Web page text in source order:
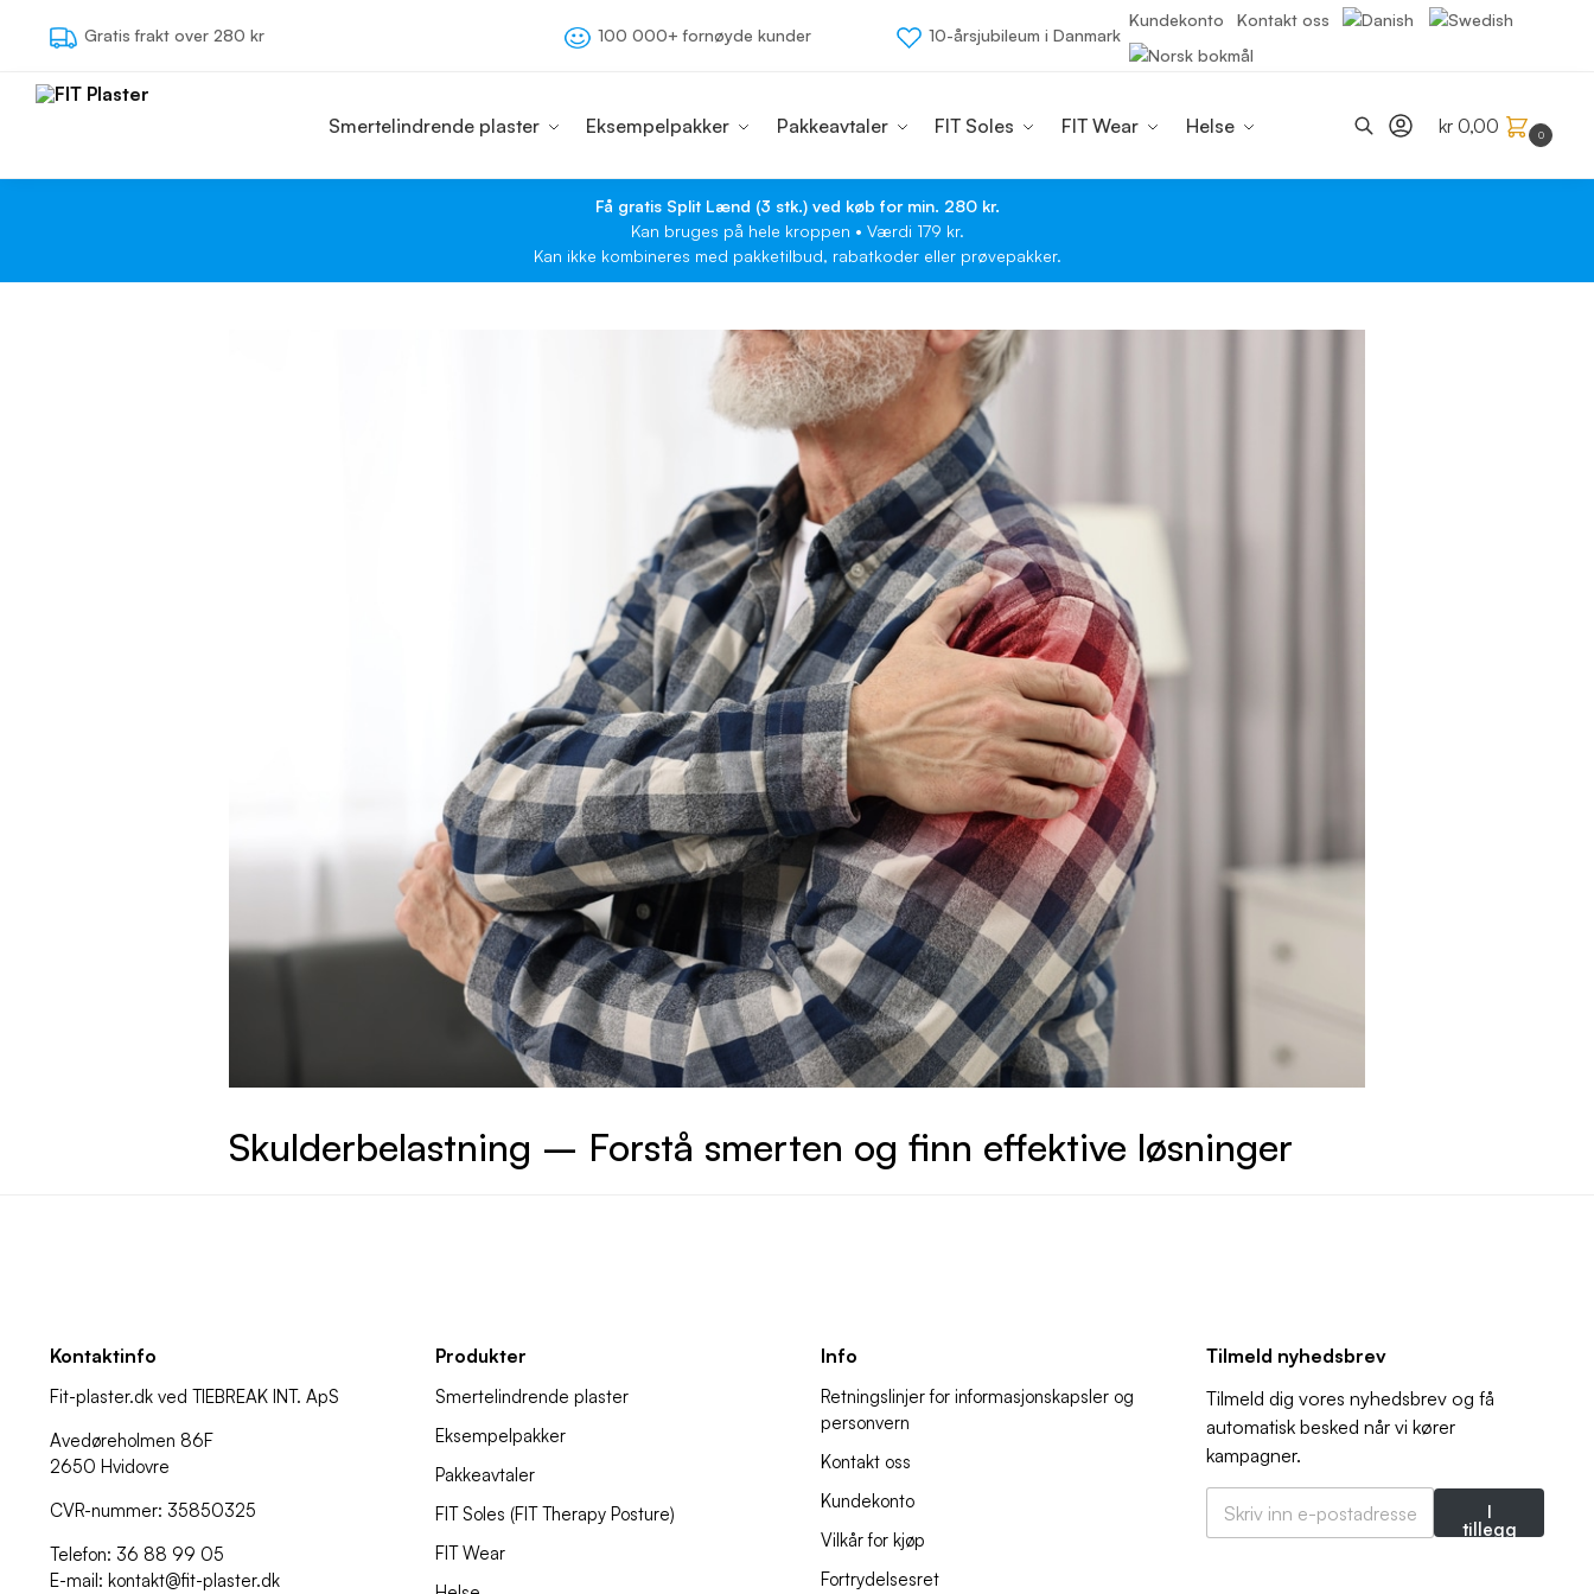
Gratis frakt over 280 kr 100 000+ fornøyde kunder 10-årsjubileum i Danmark
Kundekonto Kontakt oss
Smertelindrende plaster Eksempelpakker Pakkeavtaler FIT Soles FIT Wear Helse
Søg
kr 0,00 0
Få gratis Split Lænd (3 stk.) ved køb for min. 280 kr.
Kan bruges på hele kroppen • Værdi 179 kr.
Kan ikke kombineres med pakketilbud, rabatkoder eller prøvepakker.
Skulderbelastning – Forstå smerten og finn effektive løsninger
Kontaktinfo
Fit-plaster.dk ved TIEBREAK INT. ApS
Avedøreholmen 86F
2650 Hvidovre
CVR-nummer: 35850325
Telefon: 36 88 99 05
E-mail: kontakt@fit-plaster.dk
Produkter
Smertelindrende plaster
Eksempelpakker
Pakkeavtaler
FIT Soles (FIT Therapy Posture)
FIT Wear
Info
Retningslinjer for informasjonskapsler og
personvern
Kontakt oss
Kundekonto
Vilkår for kjøp
Fortrydelsesret
Tilmeld nyhedsbrev
Tilmeld dig vores nyhedsbrev og få
automatisk besked når vi kører
kampagner.
E
p
I
tillegg